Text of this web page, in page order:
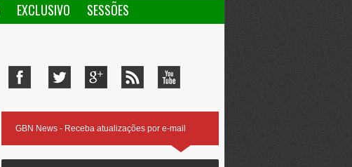
EXCLUSIVO
SESSÕES
GBN News - Receba atualizações por e-mail